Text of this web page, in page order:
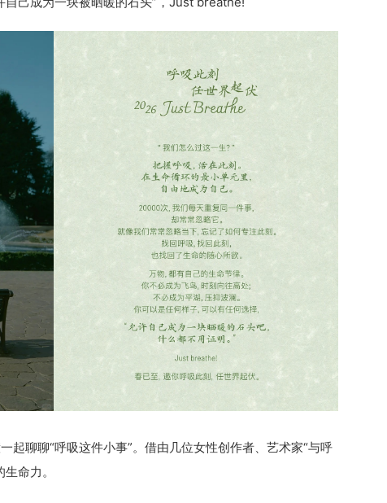
起聊聊“呼吸这件小事”。借由几位女性创作者、艺术家“与呼
命力。